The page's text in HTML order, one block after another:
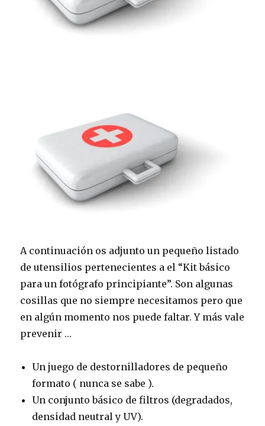
A continuación os adjunto un pequeño listado
de utensilios pertenecientes a el “Kit básico
para un fotógrafo principiante”. Son algunas
cosillas que no siempre necesitamos pero que
en algún momento nos puede faltar. Y más vale
prevenir …
Un juego de destornilladores de pequeño
formato ( nunca se sabe ).
Un conjunto básico de filtros (degradados,
densidad neutral y UV).